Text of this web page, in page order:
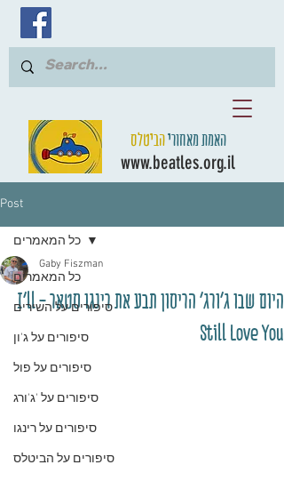
האמת מאחוריהביטלס
www.beatles.org.il
Post
כל המאמרים
סיפורים על השירים
סיפורים על ג'ון
סיפורים על פול
סיפורים על 'ג'ורג
סיפורים על רינגו
סיפורים על הביטלס
כל המאמרים
היום שבו ג'ורג' הריסון תבע את רינגו סטאר - I'll
Still Love You
Gaby Fiszman